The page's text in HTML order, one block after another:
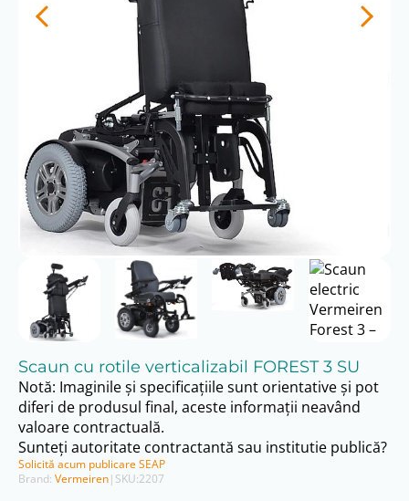
Brand: Vermeiren| SKU:2207
Scaun cu rotile verticalizabil FOREST 3 SU
Notă: Imaginile și specificațiile sunt orientative și pot
diferi de produsul final, aceste informații neavând
valoare contractuală.
Sunteți autoritate contractantă sau institutie publică?
Solicită acum publicare SEAP